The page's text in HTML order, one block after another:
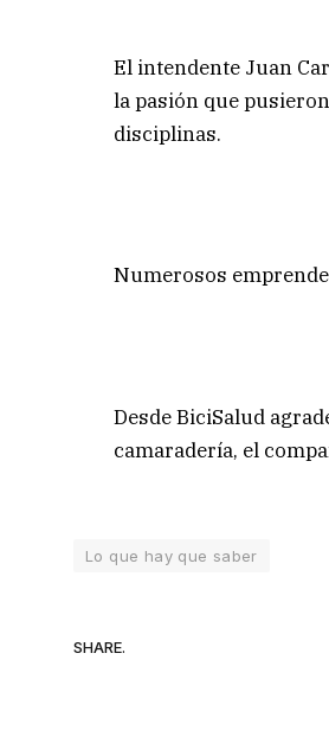
El intendente Juan
la pasión que
disciplinas.
Numerosos
Desde BiciSalud
camaradería, el
Lo que hay que saber
SHARE.